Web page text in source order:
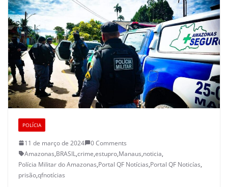
POLÍCIA
11 de março de 2024
0 Comments
Amazonas,BRASIL,crime,estupro,Manaus,noticia,
Polícia Militar do Amazonas,Portal QF Notícias,Portal QF Noticías,
prisão,qfnotícias